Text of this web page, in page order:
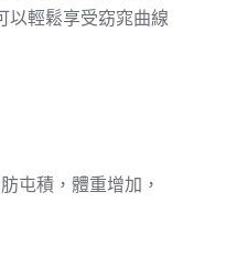
以輕鬆享受窈窕曲線
屯積，體重增加，